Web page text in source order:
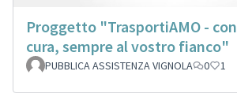
Proggetto "TrasportiAMO - con
cura, sempre al vostro fianco"
PUBBLICA ASSISTENZA VIGNOLA 0 1